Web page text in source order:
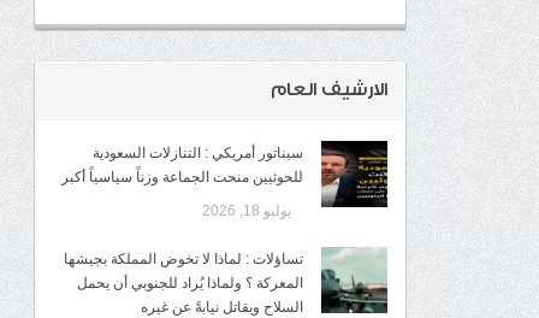
الارشيف العام
سيناتور أمريكي : التنازلات السعودية
للحوثيين منحت الجماعة وزناً سياسياً أكبر
يوليو 18, 2026
تساؤلات : لماذا لا تخوض المملكة بجيشها
المعركة ؟ ولماذا يُراد للجنوبي أن يحمل
السلاح ويقاتل نيابةً عن غيره